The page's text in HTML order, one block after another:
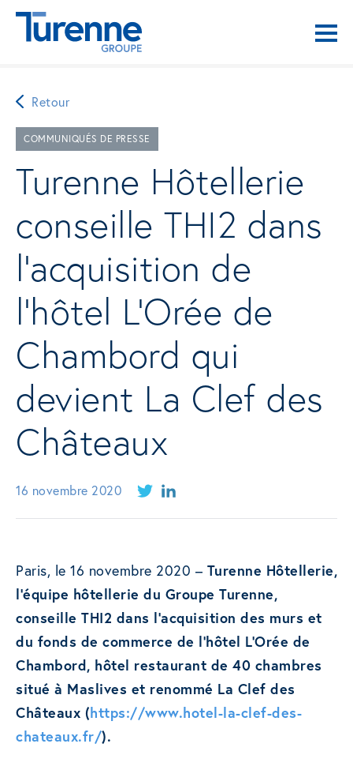
Retour
COMMUNIQUÉS DE PRESSE
Turenne Hôtellerie
conseille THI2 dans
l’acquisition de
l’hôtel L’Orée de
Chambord qui
devient La Clef des
Châteaux
16 novembre 2020
Paris, le 16 novembre 2020 – Turenne Hôtellerie,
l’équipe hôtellerie du Groupe Turenne,
conseille THI2 dans l’acquisition des murs et
du fonds de commerce de l’hôtel L’Orée de
Chambord, hôtel restaurant de 40 chambres
situé à Maslives et renommé La Clef des
Châteaux (https://www.hotel-la-clef-des-
chateaux.fr/).